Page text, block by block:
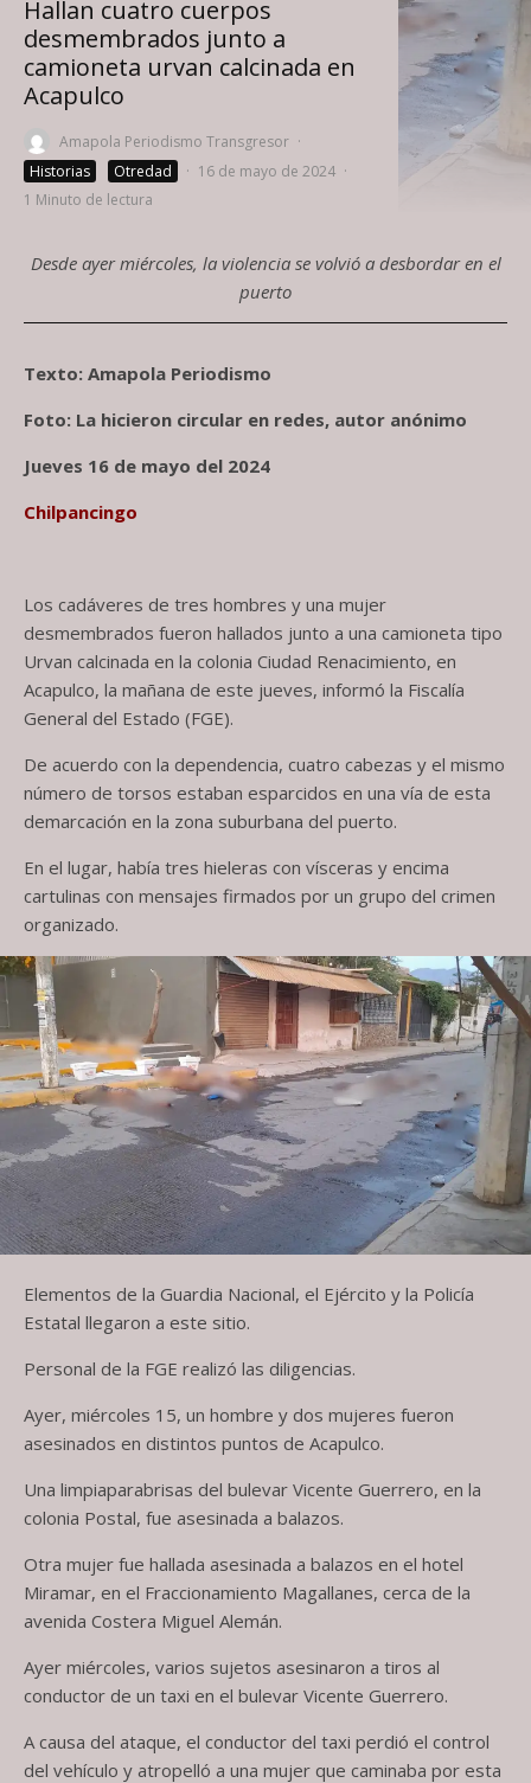
Hallan cuatro cuerpos
desmembrados junto a
camioneta urvan calcinada en
Acapulco
Amapola Periodismo Transgresor ·
Historias
Otredad · 16 de mayo de 2024 ·
1 Minuto de lectura
Desde ayer miércoles, la violencia se volvió a desbordar en el
puerto
Texto: Amapola Periodismo
Foto: La hicieron circular en redes, autor anónimo
Jueves 16 de mayo del 2024
Chilpancingo
Los cadáveres de tres hombres y una mujer
desmembrados fueron hallados junto a una camioneta tipo
Urvan calcinada en la colonia Ciudad Renacimiento, en
Acapulco, la mañana de este jueves, informó la Fiscalía
General del Estado (FGE).
De acuerdo con la dependencia, cuatro cabezas y el mismo
número de torsos estaban esparcidos en una vía de esta
demarcación en la zona suburbana del puerto.
En el lugar, había tres hieleras con vísceras y encima
cartulinas con mensajes firmados por un grupo del crimen
organizado.
Elementos de la Guardia Nacional, el Ejército y la Policía
Estatal llegaron a este sitio.
Personal de la FGE realizó las diligencias.
Ayer, miércoles 15, un hombre y dos mujeres fueron
asesinados en distintos puntos de Acapulco.
Una limpiaparabrisas del bulevar Vicente Guerrero, en la
colonia Postal, fue asesinada a balazos.
Otra mujer fue hallada asesinada a balazos en el hotel
Miramar, en el Fraccionamiento Magallanes, cerca de la
avenida Costera Miguel Alemán.
Ayer miércoles, varios sujetos asesinaron a tiros al
conductor de un taxi en el bulevar Vicente Guerrero.
A causa del ataque, el conductor del taxi perdió el control
del vehículo y atropelló a una mujer que caminaba por esta